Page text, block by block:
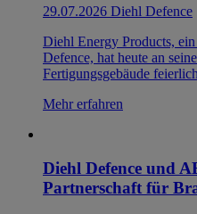
29.07.2026 Diehl Defence
Diehl Energy Products,
Defence, hat heute an
Fertigungsgebäude
Mehr erfahren
Diehl Defence und
Partnerschaft für